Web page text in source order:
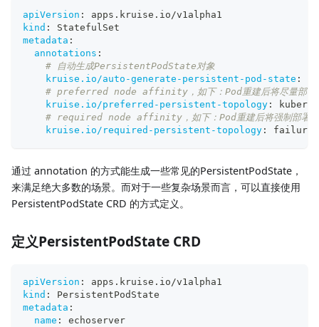
apiVersion :
apps.kruise.io/v1alpha1
kind :
StatefulSet
metadata :
annotations :
# 自动生成PersistentPodState对象
kruise.io/auto-generate-persistent-pod-state :
# preferred node affinity，如下：Pod重建后将尽量部署
kruise.io/preferred-persistent-topology :
# required node affinity，如下：Pod重建后将强制部署到
kruise.io/required-persistent-topology : failure
通过 annotation 的方式能生成一些常见的PersistentPodState，
来满足绝大多数的场景。而对于一些复杂场景而言，可以直接使用
PersistentPodState CRD 的方式定义。
定义PersistentPodState CRD
apiVersion :
apps.kruise.io/v1alpha1
kind :
PersistentPodState
metadata :
name :
echoserver